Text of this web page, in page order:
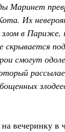
Маринет
Их
в
скрывается
смогут
вечеринку в